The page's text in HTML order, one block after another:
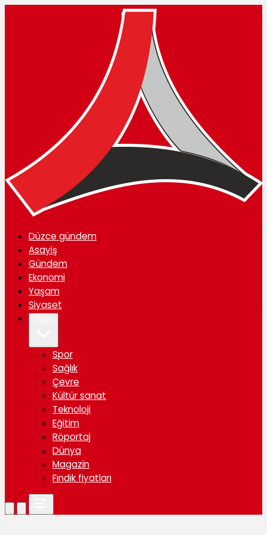
Düzce gündem
Asayiş
Gündem
Ekonomi
Yaşam
Siyaset
Spor
Sağlık
Çevre
Kültür sanat
Teknoloji
Eğitim
Röportaj
Dünya
Magazin
Fındık fiyatları